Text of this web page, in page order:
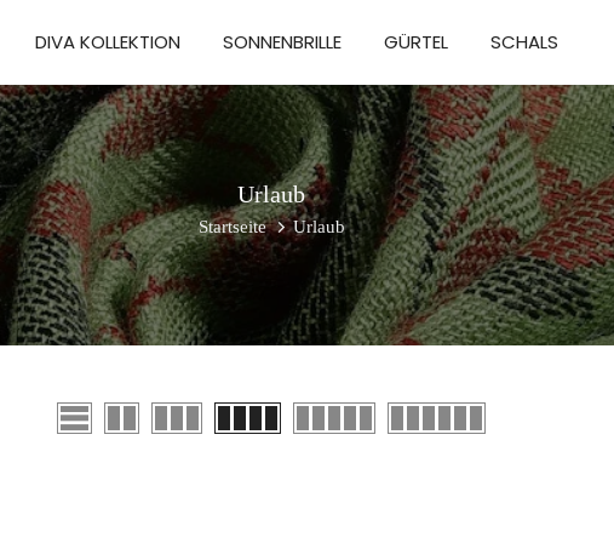
DIVA KOLLEKTION SONNENBRILLE GÜRTEL SCHALS
Urlaub
Startseite Urlaub